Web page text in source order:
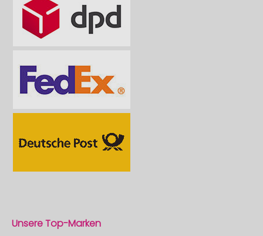
Unsere Top-Marken